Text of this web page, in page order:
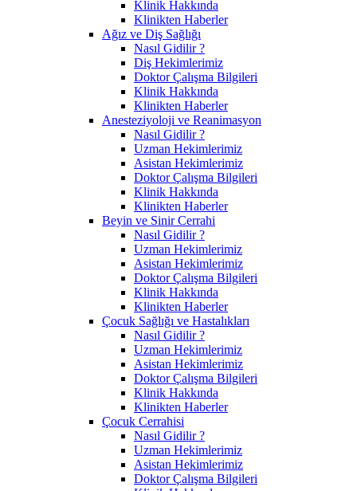
Klinik Hakkında
Klinikten Haberler
Ağız ve Diş Sağlığı
Nasıl Gidilir ?
Diş Hekimlerimiz
Doktor Çalışma Bilgileri
Klinik Hakkında
Klinikten Haberler
Anesteziyoloji ve Reanimasyon
Nasıl Gidilir ?
Uzman Hekimlerimiz
Asistan Hekimlerimiz
Doktor Çalışma Bilgileri
Klinik Hakkında
Klinikten Haberler
Beyin ve Sinir Cerrahi
Nasıl Gidilir ?
Uzman Hekimlerimiz
Asistan Hekimlerimiz
Doktor Çalışma Bilgileri
Klinik Hakkında
Klinikten Haberler
Çocuk Sağlığı ve Hastalıkları
Nasıl Gidilir ?
Uzman Hekimlerimiz
Asistan Hekimlerimiz
Doktor Çalışma Bilgileri
Klinik Hakkında
Klinikten Haberler
Çocuk Cerrahisi
Nasıl Gidilir ?
Uzman Hekimlerimiz
Asistan Hekimlerimiz
Doktor Çalışma Bilgileri